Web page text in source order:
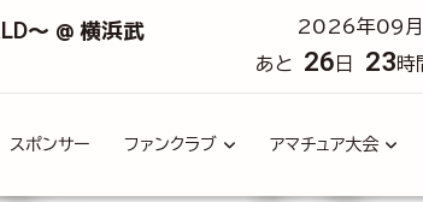
～ @ 横浜武
2026年09月
あと
26 日 23時
スポンサー ファンクラブ アマチュア大会